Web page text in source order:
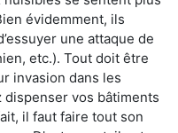
évidemment, ils
une attaque de
etc.). Tout doit être
invasion dans les
dispenser vos bâtiments
il faut faire tout son